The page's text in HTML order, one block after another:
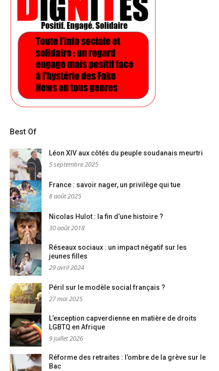
Best Of
Léon XIV aux côtés du peuple soudanais meurtri
5 septembre 2025
France : savoir nager, un privilège qui tue
8 août 2025
Nicolas Hulot : la fin d’une histoire ?
30 août 2018
Réseaux sociaux : un impact négatif sur les
jeunes filles
29 avril 2024
Péril sur le modèle social français ?
27 mai 2025
L’exception capverdienne en matière de droits
LGBTQ en Afrique
9 juillet 2026
Réforme des retraites : l’ombre de la grève sur le
Bac